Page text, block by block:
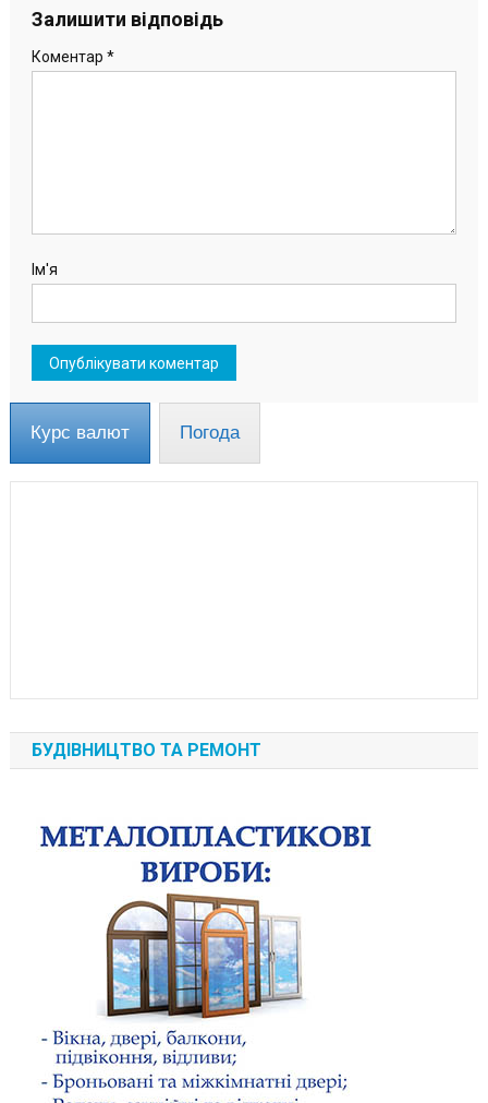
записів
Залишити відповідь
Коментар *
Ім'я
Курс валют Погода
БУДІВНИЦТВО ТА РЕМОНТ